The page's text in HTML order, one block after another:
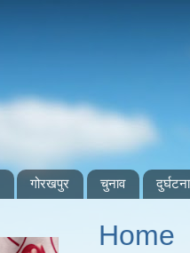
गोरखपुर चुनाव दुर्घटना
Home